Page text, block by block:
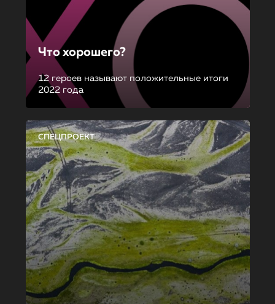
Что хорошего?
12 героев называют положительные итоги
2022 года
СПЕЦПРОЕКТ